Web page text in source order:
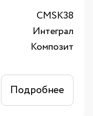
CMSK38
Интеграл
Композит
Подробнее